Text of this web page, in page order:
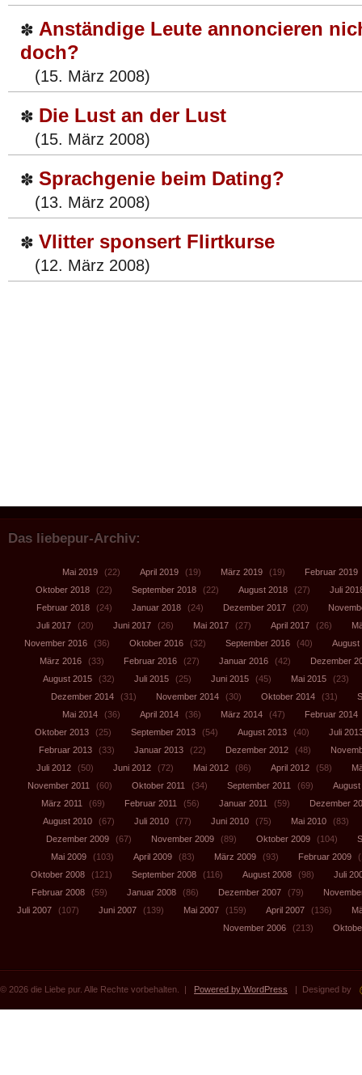
✽ Anständige Leute annoncieren
doch?
(15. März 2008)
✽ Die Lust an der Lust
(15. März 2008)
✽ Sprachgenie beim Dating?
(13. März 2008)
✽ Vlitter sponsert Flirtkurse
(12. März 2008)
Das liebepur-Archiv:
Mai 2019 (22) April 2019 (19) März 2019 (19) Februar 2019
Oktober 2018
(22) September 2018 (22) August 2018 (27)
Juli
Februar 2018
(24) Januar 2018 (24) Dezember 2017 (20)
Juli 2017
(20) Juni 2017 (26) Mai 2017 (27) April 2017 (26)
November 2016
(36) Oktober 2016 (32) September 2016 (40)
August
März 2016
(33) Februar 2016 (27) Januar 2016 (42)
Dezember
August 2015
(32) Juli 2015 (25) Juni 2015 (45) Mai 2015
(23)
Dezember 2014
(31) November 2014 (30) Oktober 2014 (31)
Mai 2014
(36) April 2014 (36) März 2014 (47) Februar 2014
Oktober 2013
(25) September 2013 (54) August 2013 (40)
Juli
Februar 2013
(33) Januar 2013 (22) Dezember 2012 (48)
Juli 2012
(50) Juni 2012 (72) Mai 2012 (86) April 2012 (58)
November 2011
(60) Oktober 2011 (34) September 2011 (69)
August
März 2011
(69) Februar 2011 (56) Januar 2011 (59)
Dezember
August 2010
(67) Juli 2010 (77) Juni 2010 (75) Mai 2010
(83)
Dezember 2009
(67) November 2009 (89) Oktober 2009 (104)
Mai 2009
(103) April 2009 (83) März 2009 (93) Februar 2009
Oktober 2008
(121) September 2008 (116) August 2008 (98)
Juli
Februar 2008
(59) Januar 2008 (86) Dezember 2007 (79)
Juli 2007
(107) Juni 2007 (139) Mai 2007 (159) April 2007 (136)
November 2006
(213)
© 2026 die Liebe pur. Alle Rechte vorbehalten. | Powered by WordPress | Designed by